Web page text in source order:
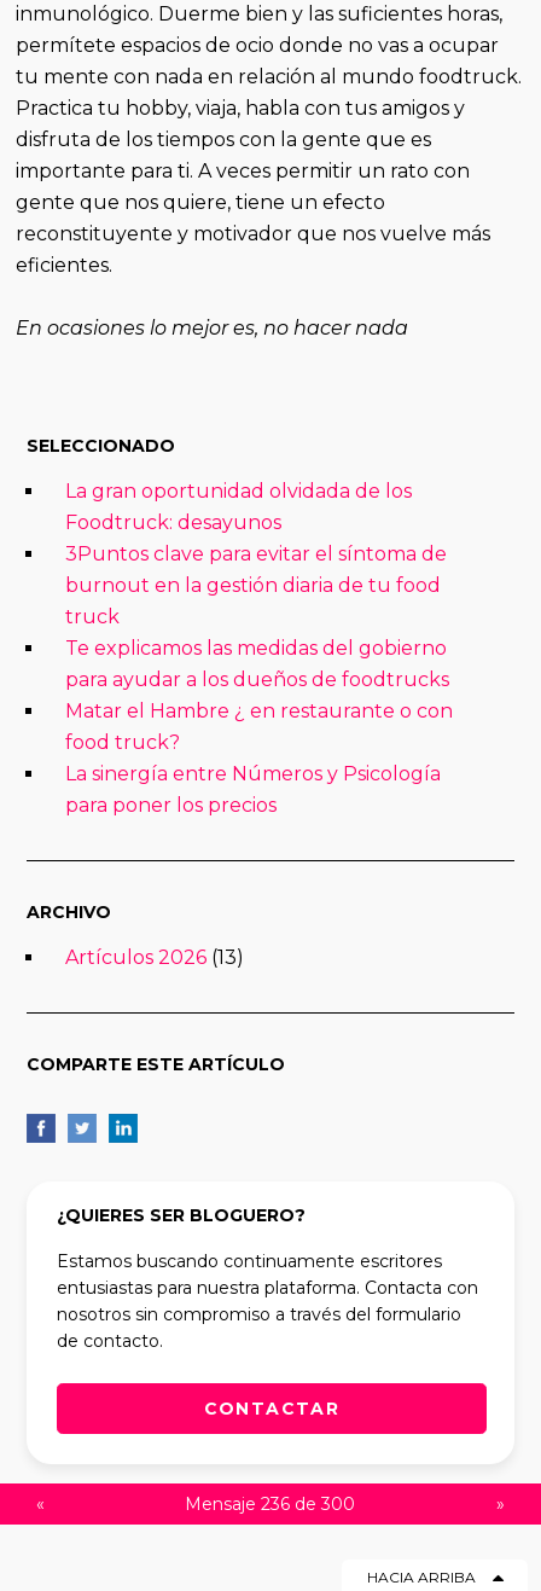
inmunológico. Duerme bien y las suficientes horas,
permítete espacios de ocio donde no vas a ocupar
tu mente con nada en relación al mundo foodtruck.
Practica tu hobby, viaja, habla con tus amigos y
disfruta de los tiempos con la gente que es
importante para ti. A veces permitir un rato con
gente que nos quiere, tiene un efecto
reconstituyente y motivador que nos vuelve más
eficientes.
En ocasiones lo mejor es, no hacer nada
SELECCIONADO
La gran oportunidad olvidada de los
Foodtruck: desayunos
3Puntos clave para evitar el síntoma de
burnout en la gestión diaria de tu food
truck
Te explicamos las medidas del gobierno
para ayudar a los dueños de foodtrucks
Matar el Hambre ¿ en restaurante o con
food truck?
La sinergía entre Números y Psicología
para poner los precios
ARCHIVO
Artículos 2026 (13)
COMPARTE ESTE ARTÍCULO
¿QUIERES SER BLOGUERO?
Estamos buscando continuamente escritores
entusiastas para nuestra plataforma. Contacta con
nosotros sin compromiso a través del formulario
de contacto.
CONTACTAR
« Mensaje 236 de 300 »
HACIA ARRIBA